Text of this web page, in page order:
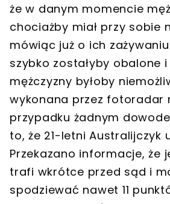
że w danym momencie
chociażby miał przy sobie
mówiąc już o ich
szybko zostałyby obalone
mężczyzny byłoby
wykonana przez fotoradar
przypadku żadnym
to, że 21-letni Australijczyk
Przekazano informacje, że
trafi wkrótce przed sąd i
spodziewać nawet 11